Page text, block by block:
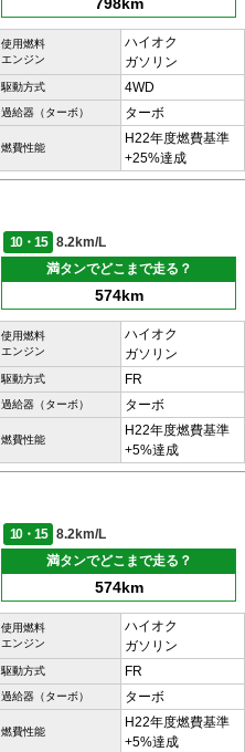
798km
使用燃料
エンジン
ハイオク
ガソリン
駆動方式 4WD
過給器（ターボ） ターボ
燃費性能
H22年度燃費基準
+25%達成
10・15
8.2km/L
満タンでどこまで走る？
574km
使用燃料
エンジン
ハイオク
ガソリン
駆動方式 FR
過給器（ターボ） ターボ
燃費性能
H22年度燃費基準
+5%達成
10・15
8.2km/L
満タンでどこまで走る？
574km
使用燃料
エンジン
ハイオク
ガソリン
駆動方式 FR
過給器（ターボ） ターボ
燃費性能
H22年度燃費基準
+5%達成